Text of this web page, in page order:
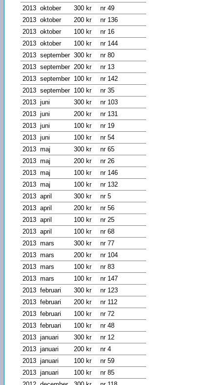
2013 oktober 300 kr
nr 49
2013 oktober 200 kr
nr 136
2013 oktober 100 kr
nr 16
2013 oktober 100 kr
nr 144
2013 september 300 kr
nr 80
2013 september 200 kr
nr 13
2013 september 100 kr
nr 142
2013 september 100 kr
nr 35
2013 juni 300 kr
nr 103
2013 juni 200 kr
nr 131
2013 juni 100 kr
nr 19
2013 juni 100 kr
nr 54
2013 maj 300 kr
nr 65
2013 maj 200 kr
nr 26
2013 maj 100 kr
nr 146
2013 maj 100 kr
nr 132
2013 april 300 kr
nr 5
2013 april 200 kr
nr 56
2013 april 100 kr
nr 25
2013 april 100 kr
nr 68
2013 mars 300 kr
nr 77
2013 mars 200 kr
nr 104
2013 mars 100 kr
nr 83
2013 mars 100 kr
nr 147
2013 februari 300 kr
nr 123
2013 februari 200 kr
nr 112
2013 februari 100 kr
nr 72
2013 februari 100 kr
nr 48
2013 januari 300 kr
nr 12
2013 januari 200 kr
nr 4
2013 januari 100 kr
nr 59
2013 januari 100 kr
nr 85